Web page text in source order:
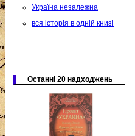
Україна незалежна
вся історія в одній книзі
Останні 20 надходжень